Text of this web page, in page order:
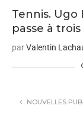
Tennis.
passe à
parValentin
NOUVELLES